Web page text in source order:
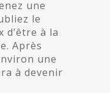
une
le
d’être à la
Après
une
à devenir